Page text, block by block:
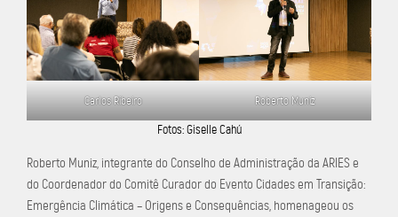
Carlos Ribeiro Roberto Muniz
Fotos: Giselle Cahú
Roberto Muniz, integrante do Conselho de Administração da ARIES e
do Coordenador do Comitê Curador do Evento Cidades em Transição:
Emergência Climática – Origens e Consequências, homenageou os